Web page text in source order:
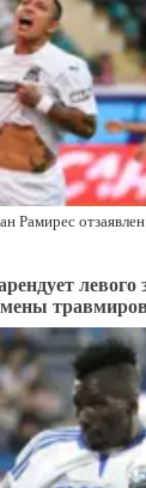
Рамирес
левого